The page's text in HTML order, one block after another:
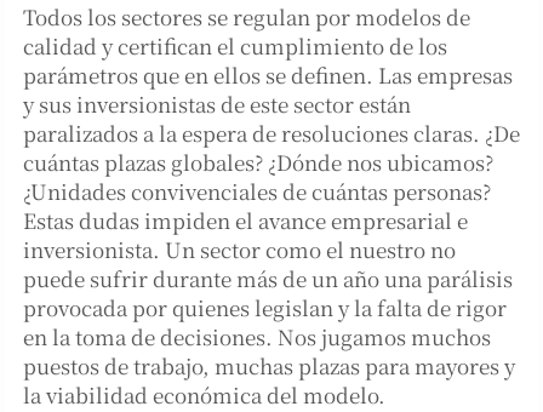
Todos los sectores se regulan por modelos de
calidad y certifican el cumplimiento de los
parámetros que en ellos se definen. Las empresas
y sus inversionistas de este sector están
paralizados a la espera de resoluciones claras. ¿De
cuántas plazas globales? ¿Dónde nos ubicamos?
¿Unidades convivenciales de cuántas personas?
Estas dudas impiden el avance empresarial e
inversionista. Un sector como el nuestro no
puede sufrir durante más de un año una parálisis
provocada por quienes legislan y la falta de rigor
en la toma de decisiones. Nos jugamos muchos
puestos de trabajo, muchas plazas para mayores y
la viabilidad económica del modelo.